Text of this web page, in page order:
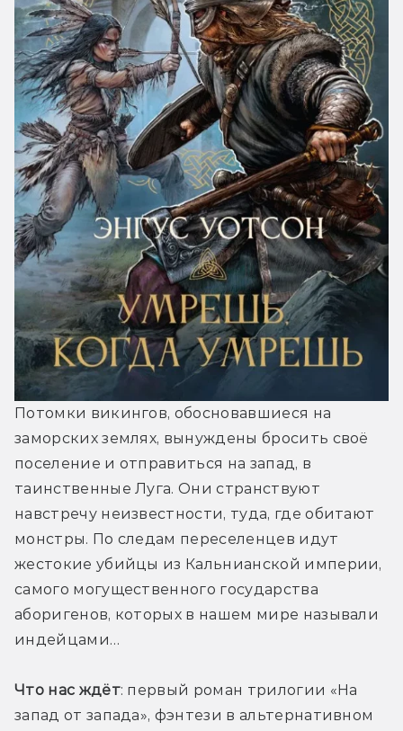
Потомки викингов, обосновавшиеся на
заморских землях, вынуждены бросить своё
поселение и отправиться на запад, в
таинственные Луга. Они странствуют
навстречу неизвестности, туда, где обитают
монстры. По следам переселенцев идут
жестокие убийцы из Кальнианской империи,
самого могущественного государства
аборигенов, которых в нашем мире называли
индейцами…
Что нас ждёт: первый роман трилогии «На
запад от запада», фэнтези в альтернативном